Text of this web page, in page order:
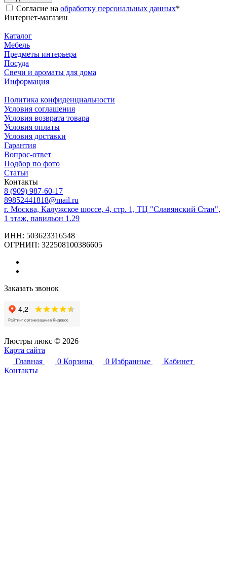
Согласие на обработку персональных данных*
Интернет-магазин
Каталог
Мебель
Предметы интерьера
Посуда
Свечи и ароматы для дома
Информация
Политика конфиденциальности
Условия соглашения
Условия возврата товара
Условия оплаты
Условия доставки
Гарантия
Вопрос-ответ
Подбор по фото
Статьи
Контакты
8 (909) 987-60-17
89852441818@mail.ru
г. Москва, Калужское шоссе, 4, стр. 1, ТЦ "Славянский Стан",
1 этаж, павильон 1.29
ИНН: 503623316548
ОГРНИП: 322508100386605
Заказать звонок
Люстры люкс © 2026
Карта сайта
Главная
0 Корзина 0 Избранные
Кабинет
Контакты